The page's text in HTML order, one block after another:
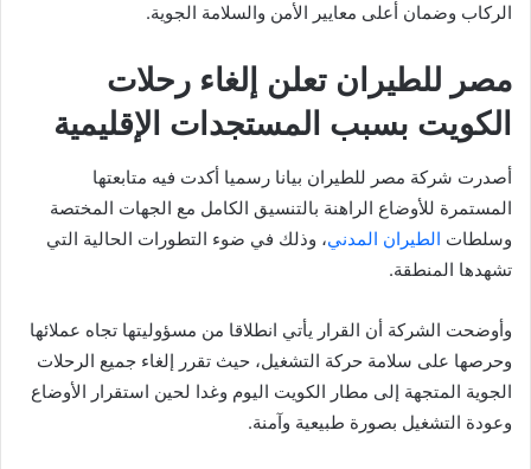
الركاب وضمان أعلى معايير الأمن والسلامة الجوية.
مصر للطيران تعلن إلغاء رحلات
الكويت بسبب المستجدات الإقليمية
أصدرت شركة مصر للطيران بيانا رسميا أكدت فيه متابعتها
المستمرة للأوضاع الراهنة بالتنسيق الكامل مع الجهات المختصة
وسلطات الطيران المدني، وذلك في ضوء التطورات الحالية التي
تشهدها المنطقة.
وأوضحت الشركة أن القرار يأتي انطلاقا من مسؤوليتها تجاه عملائها
وحرصها على سلامة حركة التشغيل، حيث تقرر إلغاء جميع الرحلات
الجوية المتجهة إلى مطار الكويت اليوم وغدا لحين استقرار الأوضاع
وعودة التشغيل بصورة طبيعية وآمنة.